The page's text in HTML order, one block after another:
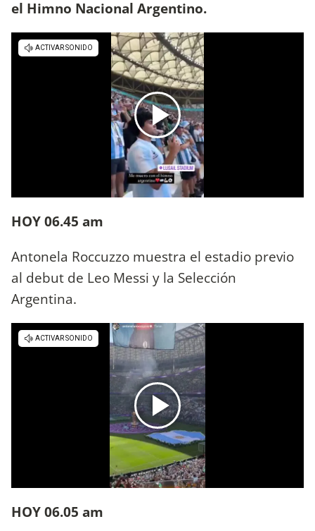
el Himno Nacional Argentino.
HOY 06.45 am
Antonela Roccuzzo muestra el estadio previo
al debut de Leo Messi y la Selección
Argentina.
HOY 06.05 am